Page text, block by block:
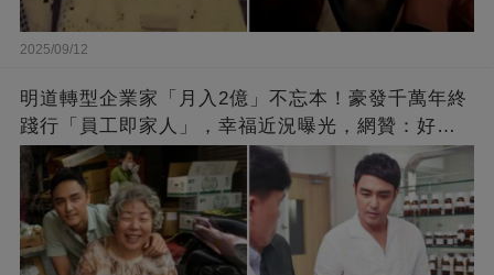
2025/09/12
明道轉型企業家「月入2億」不忘本！豪發千萬年終
踐行「員工即家人」，幸福近況曝光，網贊：好老
闆的福報